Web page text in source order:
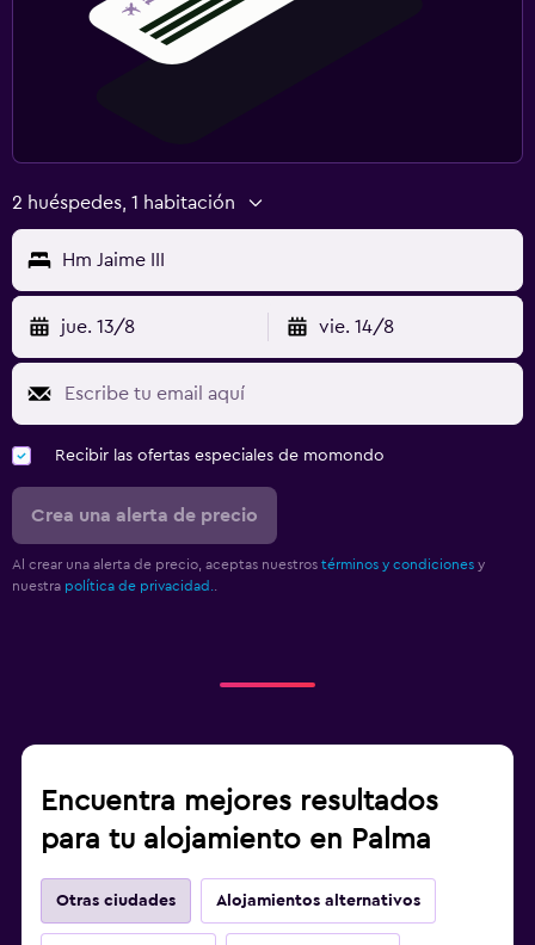
2 huéspedes, 1 habitación
Hm Jaime III
jue. 13/8 vie. 14/8
Recibir las ofertas especiales de momondo
Crea una alerta de precio
Al crear una alerta de precio, aceptas nuestros términos y condiciones y
nuestra política de privacidad.
Encuentra mejores resultados
para tu alojamiento en Palma
Otras ciudades Alojamientos alternativos